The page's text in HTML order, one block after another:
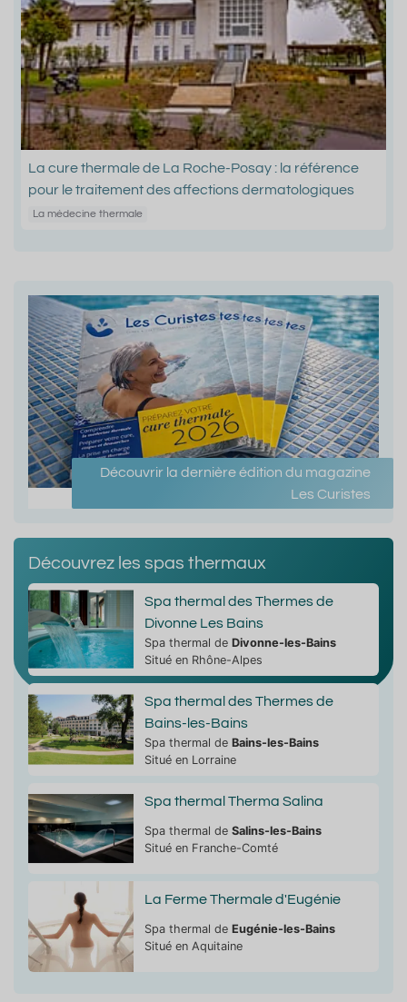
La cure thermale de La Roche-Posay : la référence
pour le traitement des affections dermatologiques
La médecine thermale
Découvrir la dernière édition du magazine
Les Curistes
Découvrez les spas thermaux
Spa thermal des Thermes de
Divonne Les Bains
Spa thermal de Divonne-les-Bains
Situé en Rhône-Alpes
Spa thermal des Thermes de
Bains-les-Bains
Spa thermal de Bains-les-Bains
Situé en Lorraine
Spa thermal Therma Salina
Spa thermal de Salins-les-Bains
Situé en Franche-Comté
La Ferme Thermale d'Eugénie
Spa thermal de Eugénie-les-Bains
Situé en Aquitaine